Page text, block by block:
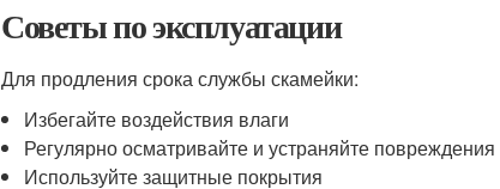
Советы по эксплуатации
Для продления срока службы скамейки:
Избегайте воздействия влаги
Регулярно осматривайте и устраняйте повреждения
Используйте защитные покрытия